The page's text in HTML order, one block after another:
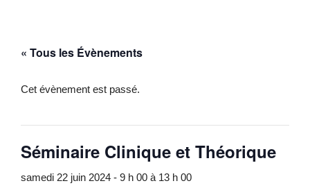
« Tous les Évènements
Cet évènement est passé.
Séminaire Clinique et Théorique
samedi 22 juin 2024 - 9 h 00 à 13 h 00